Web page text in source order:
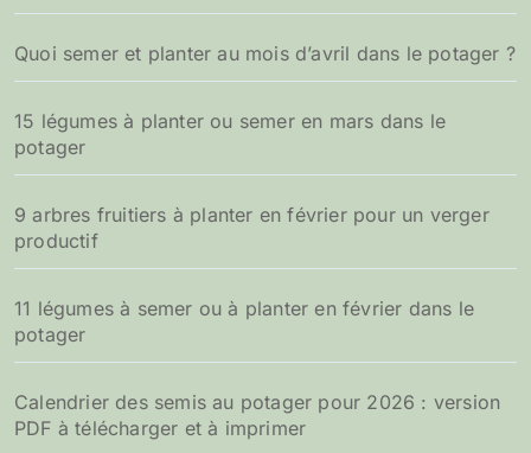
Quoi semer et planter au mois d’avril dans le potager ?
15 légumes à planter ou semer en mars dans le
potager
9 arbres fruitiers à planter en février pour un verger
productif
11 légumes à semer ou à planter en février dans le
potager
Calendrier des semis au potager pour 2026 : version
PDF à télécharger et à imprimer